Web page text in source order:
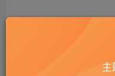
美图秀秀批处理是美图
批处理就必须先下载美
这里提供的是美图秀秀主